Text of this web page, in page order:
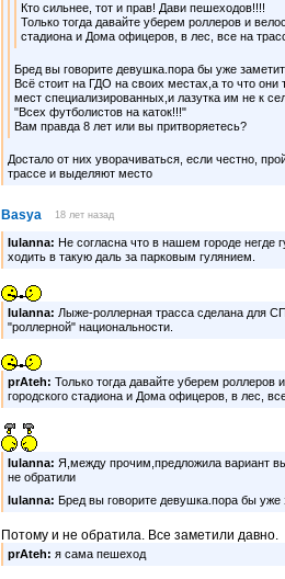
Кто сильнее, тот и прав! Дави пешеходов!!!!
Только тогда давайте уберем роллеров и
стадиона и Дома офицеров, в лес, все на
Бред вы говорите девушка.пора бы уже
Всё стоит на ГДО на своих местах,а то что они
мест специализированных,и лазутка им не к
"Всех футболистов на каток!!!"
Вам правда 8 лет или вы притворяетесь?
Достало от них уворачиваться, если честно,
трассе и выделяют место
Basya 18 лет назад
Iulanna: Не согласна что в нашем городе негде
ходить в такую даль за парковым гулянием.
Iulanna: Лыже-роллерная трасса сделана для
"роллерной" национальности.
prAteh: Только тогда давайте уберем роллеров
городского стадиона и Дома офицеров, в лес,
Iulanna: Я,между прочим,предложила вариант
не обратили
Iulanna: Бред вы говорите девушка.пора бы уже
Потому и не обратила. Все заметили давно.
prAteh: я сама пешеход